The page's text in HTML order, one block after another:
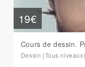
19€
Cours de dessin.
Dessin (Tous niveaux)